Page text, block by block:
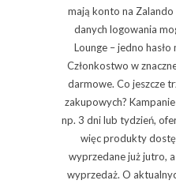
mają konto na
danych logowania
Lounge – jedno
Członkostwo w
darmowe. Co jeszcze
zakupowych?
np. 3 dni lub tydzień,
więc produkty
wyprzedane już jutro,
wyprzedaż. O